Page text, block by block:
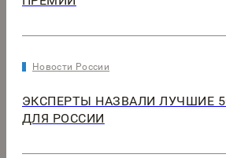
Новости России
ЭКСПЕРТЫ НАЗВАЛИ ЛУЧШИЕ
ДЛЯ РОССИИ